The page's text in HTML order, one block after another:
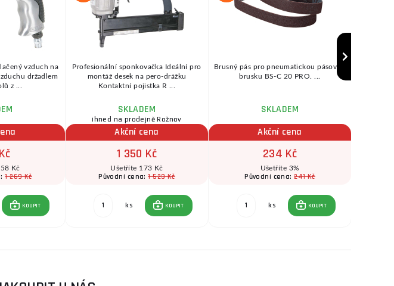
vzduch na
držadlem
z ...
Kč
1 269 Kč
KOUPIT
Profesionální sponkovačka Ideální pro
montáž desek na pero-drážku
Kontaktní pojistka R ...
SKLADEM
ihned na prodejně Rožnov
Akční cena
1 350 Kč
Ušetříte 173 Kč
Původní cena:1 523 Kč
ks KOUPIT
Brusný pás pro pneumatickou pásovou
brusku BS-C 20 PRO. ...
SKLADEM
Akční cena
234 Kč
Ušetříte 3%
Původní cena:241 Kč
ks KOUPIT